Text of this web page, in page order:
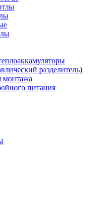
разделитель)
монтажа
питания